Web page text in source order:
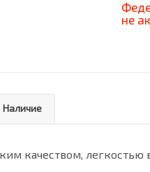
не
Наличие
качеством,